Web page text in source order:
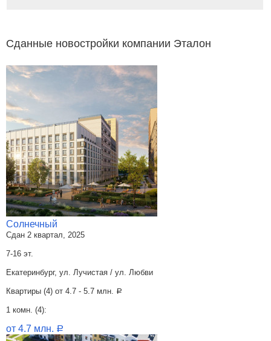
Сданные новостройки компании Эталон
Солнечный
Сдан 2 квартал, 2025
7-16 эт.
Екатеринбург, ул. Лучистая / ул. Любви
Квартиры (4) от 4.7 - 5.7 млн. a
1 комн. (4):
от 4.7 млн. a